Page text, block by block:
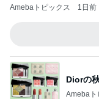
Amebaトピックス 1日前
Diorの
Amebaト